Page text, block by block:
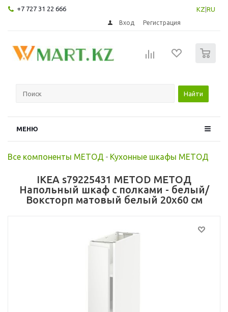
+7 727 31 22 666 KZ RU
Вход Регистрация
Найти
МЕНЮ
Все компоненты МЕТОД - Кухонные шкафы МЕТОД
IKEA s79225431 METOD МЕТОД
Напольный шкаф с полками - белый/
Воксторп матовый белый 20x60 см